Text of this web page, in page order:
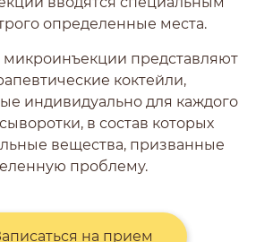
определенные места.
представляют
коктейли,
индивидуально для каждого
в состав которых
вещества, призванные
проблему.
на прием